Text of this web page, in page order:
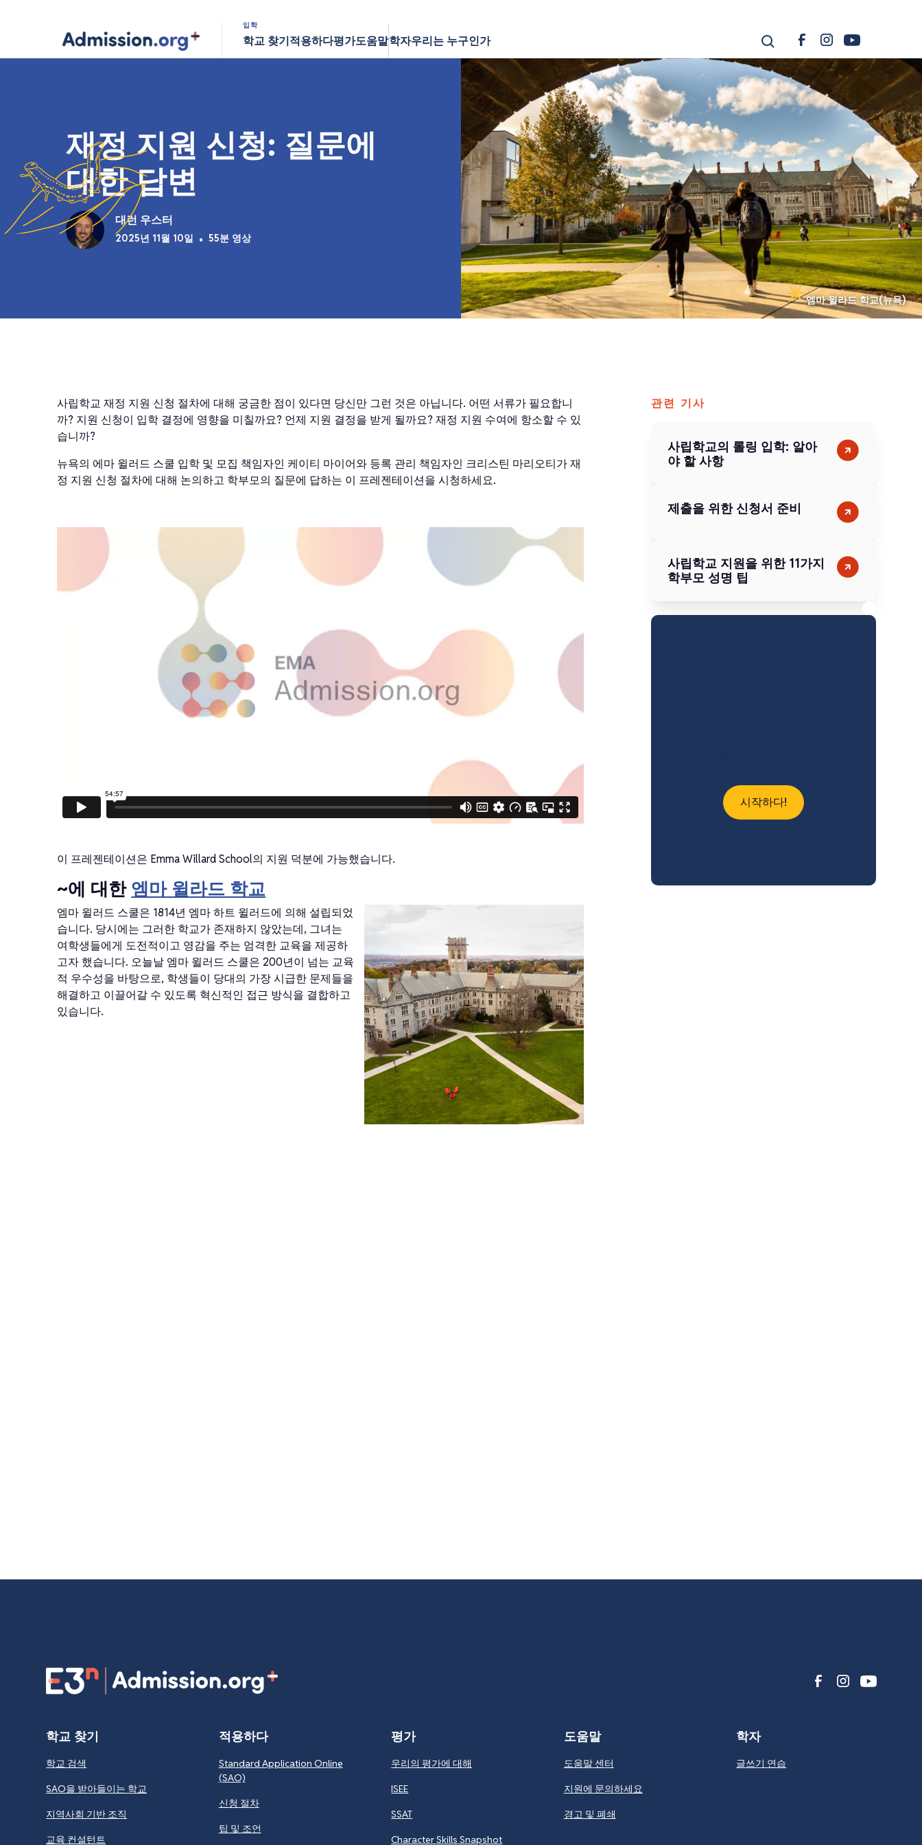
입학
학교 찾기적용하다평가도움말학자우리는 누구인가
재정 지원 신청: 질문에
대한 답변
대런 우스터
2025년 11월 10일 • 55분 영상
엠마 윌라드 학교(뉴욕)
사립학교 재정 지원 신청 절차에 대해 궁금한 점이 있다면 당신만 그런 것은 아닙니다. 어떤 서류가 필요합니
까? 지원 신청이 입학 결정에 영향을 미칠까요? 언제 지원 결정을 받게 될까요? 재정 지원 수여에 항소할 수 있
습니까?
뉴욕의 에마 윌러드 스쿨 입학 및 모집 책임자인 케이티 마이어와 등록 관리 책임자인 크리스틴 마리오티가 재
정 지원 신청 절차에 대해 논의하고 학부모의 질문에 답하는 이 프레젠테이션을 시청하세요.
이 프레젠테이션은 Emma Willard School의 지원 덕분에 가능했습니다.
~에 대한 엠마 윌라드 학교
엠마 윌러드 스쿨은 1814년 엠마 하트 윌러드에 의해 설립되었
습니다. 당시에는 그러한 학교가 존재하지 않았는데, 그녀는
여학생들에게 도전적이고 영감을 주는 엄격한 교육을 제공하
고자 했습니다. 오늘날 엠마 윌러드 스쿨은 200년이 넘는 교육
적 우수성을 바탕으로, 학생들이 당대의 가장 시급한 문제들을
해결하고 이끌어갈 수 있도록 혁신적인 접근 방식을 결합하고
있습니다.
관련 기사
사립학교의 롤링 입학: 알아
야 할 사항
제출을 위한 신청서 준비
사립학교 지원을 위한 11가지
학부모 성명 팁
시작하다!
학교 찾기
학교 검색
SAO을 받아들이는 학교
지역사회 기반 조직
교육 컨설턴트
적용하다
Standard Application Online
(SAO)
신청 절차
팁 및 조언
평가
우리의 평가에 대해
ISEE
SSAT
Character Skills Snapshot
도움말
도움말 센터
지원에 문의하세요
경고 및 폐쇄
학자
글쓰기 연습